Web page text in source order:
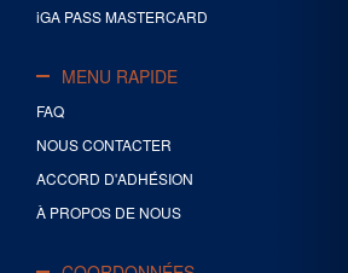
iGA PASS MASTERCARD
MENU RAPIDE
FAQ
NOUS CONTACTER
ACCORD D'ADHÉSION
À PROPOS DE NOUS